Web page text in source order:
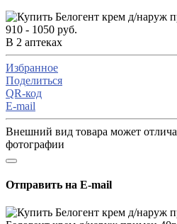
910 - 1050 руб.
В 2 аптеках
Избранное
Поделиться
QR-код
E-mail
Внешний вид товара может
фотографии
Отправить на E-mail